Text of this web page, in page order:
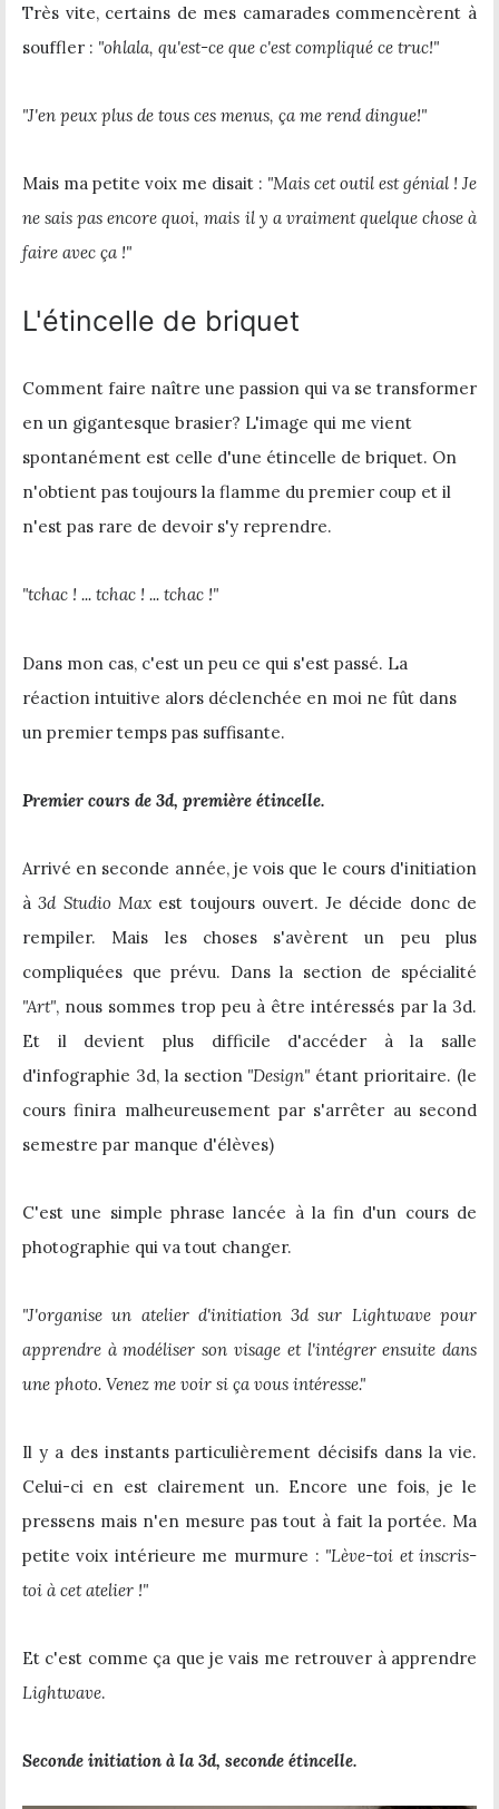
Très vite, certains de mes camarades commencèrent à
souffler : "ohlala, qu'est-ce que c'est compliqué ce truc!"
"J'en peux plus de tous ces menus, ça me rend dingue!"
Mais ma petite voix me disait : "Mais cet outil est génial ! Je
ne sais pas encore quoi, mais il y a vraiment quelque chose à
faire avec ça !"
L'étincelle de briquet
Comment faire naître une passion qui va se transformer
en un gigantesque brasier? L'image qui me vient
spontanément est celle d'une étincelle de briquet. On
n'obtient pas toujours la flamme du premier coup et il
n'est pas rare de devoir s'y reprendre.
"tchac ! ... tchac ! ... tchac !"
Dans mon cas, c'est un peu ce qui s'est passé. La
réaction intuitive alors déclenchée en moi ne fût dans
un premier temps pas suffisante.
Premier cours de 3d, première étincelle.
Arrivé en seconde année, je vois que le cours d'initiation
à3d Studio Maxest toujours ouvert. Je décide donc de
rempiler. Mais les choses s'avèrent un peu plus
compliquées que prévu. Dans la section de spécialité
"Art", nous sommes trop peu à être intéressés par la 3d.
Et il devient plus difficile d'accéder à la salle
d'infographie 3d, la section "Design" étant prioritaire. (le
cours finira malheureusement par s'arrêter au second
semestre par manque d'élèves)
C'est une simple phrase lancée à la fin d'un cours de
photographie qui va tout changer.
"J'organise un atelier d'initiation 3d sur Lightwave pour
apprendre à modéliser son visage et l'intégrer ensuite dans
une photo. Venez me voir si ça vous intéresse."
Il y a des instants particulièrement décisifs dans la vie.
Celui-ci en est clairement un. Encore une fois, je le
pressens mais n'en mesure pas tout à fait la portée. Ma
petite voix intérieure me murmure : "Lève-toi et inscris-
toi à cet atelier !"
Et c'est comme ça que je vais me retrouver à apprendre
Lightwave.
Seconde initiation à la 3d, seconde étincelle.